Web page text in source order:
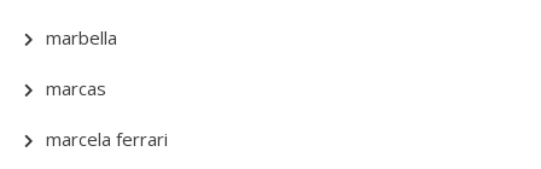
marbella
marcas
marcela ferrari